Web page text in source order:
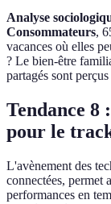
Analyse
Consommateurs,
vacances où elles
? Le bien-être
partagés sont
Tendance 8
pour le
L'avènement des
connectées, permet
performances en